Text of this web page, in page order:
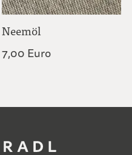
Neemöl
7,00 Euro